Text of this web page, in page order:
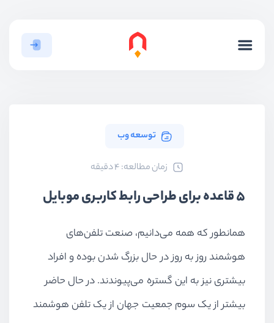
توسعه وب
ﺯﻣﺎﻥ ﻣﻄﺎﻟﻌﻪ: 4 دقیقه
۵ قاعده برای طراحی رابط کاربری موبایل
همانطور که همه می‌دانیم، صنعت تلفن‌های
هوشمند روز به روز در حال بزرگ شدن بوده و افراد
بیشتری نیز به این گستره می‌پیوندند. در حال حاضر
بیشتر از یک سوم جمعیت جهان از یک تلفن هوشمند